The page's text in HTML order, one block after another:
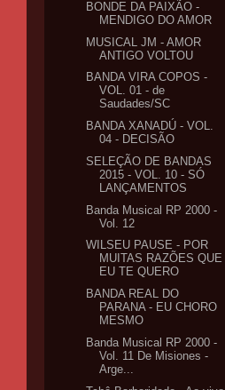
BONDE DA PAIXÃO -
MENDIGO DO AMOR
MUSICAL JM - AMOR
ANTIGO VOLTOU
BANDA VIRA COPOS -
VOL. 01 - de
Saudades/SC
BANDA XANADÚ - VOL.
04 - DECISÃO
SELEÇÃO DE BANDAS
2015 - VOL. 10 - SÓ
LANÇAMENTOS
Banda Musical RP 2000 -
Vol. 12
WILSEU PAUSE - POR
MUITAS RAZÕES QUE
EU TE QUERO
BANDA REAL DO
PARANA - EU CHORO
MESMO
Banda Musical RP 2000 -
Vol. 11 De Misiones -
Arge...